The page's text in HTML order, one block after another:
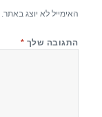
האימייל לא יוצג באתר.
התגובה שלך *